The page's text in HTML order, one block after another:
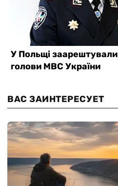
ВАС ЗАИНТЕРЕСУЕТ